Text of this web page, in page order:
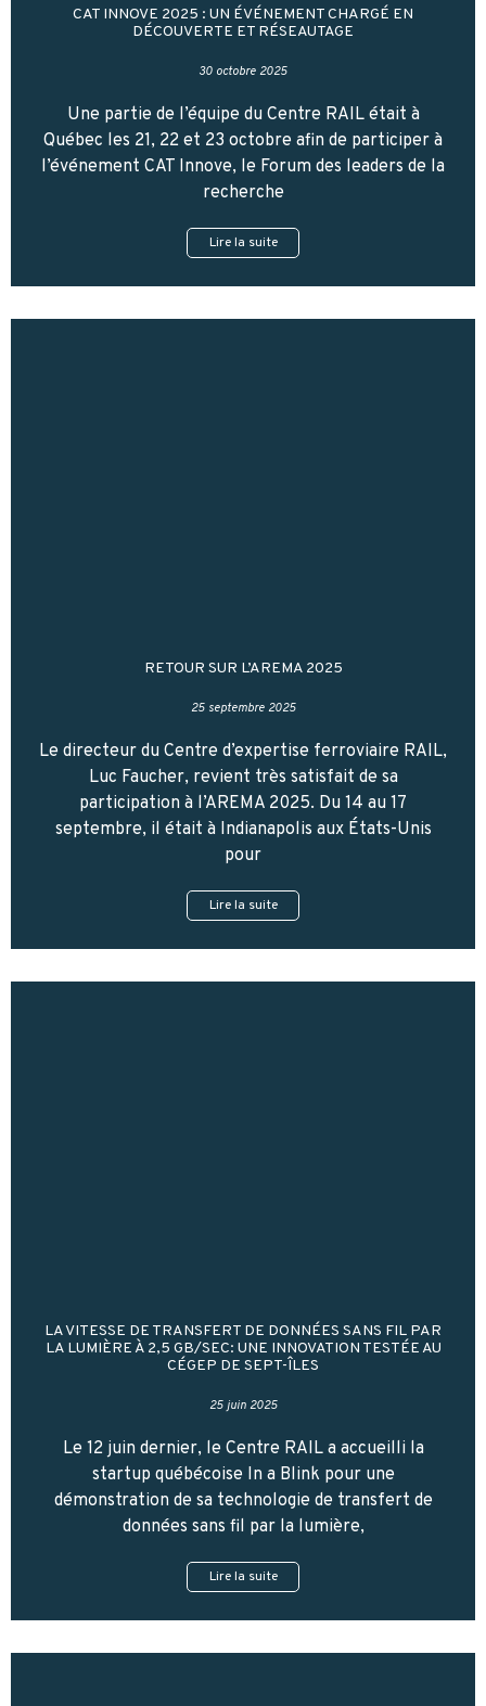
CAT INNOVE 2025 : UN ÉVÉNEMENT CHARGÉ EN
DÉCOUVERTE ET RÉSEAUTAGE
30 octobre 2025
Une partie de l’équipe du Centre RAIL était à
Québec les 21, 22 et 23 octobre afin de participer à
l’événement CAT Innove, le Forum des leaders de la
recherche
Lire la suite
RETOUR SUR L’AREMA 2025
25 septembre 2025
Le directeur du Centre d’expertise ferroviaire RAIL,
Luc Faucher, revient très satisfait de sa
participation à l’AREMA 2025. Du 14 au 17
septembre, il était à Indianapolis aux États-Unis
pour
Lire la suite
LA VITESSE DE TRANSFERT DE DONNÉES SANS FIL PAR
LA LUMIÈRE À 2,5 GB/SEC: UNE INNOVATION TESTÉE AU
CÉGEP DE SEPT-ÎLES
25 juin 2025
Le 12 juin dernier, le Centre RAIL a accueilli la
startup québécoise In a Blink pour une
démonstration de sa technologie de transfert de
données sans fil par la lumière,
Lire la suite